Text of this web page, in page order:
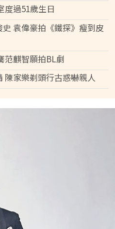
度過51歲生日
袁偉豪拍《鐵探》瘦到皮
范麒智願拍BL劇
陳家樂剃頭行古惑嚇親人